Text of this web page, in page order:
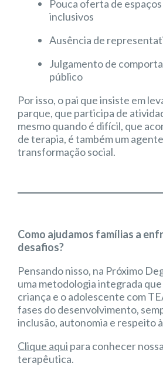
Pouca oferta de
inclusivos
Ausência de
Julgamento de
público
Por isso, o pai que insiste em
parque, que participa de
mesmo quando é difícil, que
de terapia, é também um
transformação social.
Como ajudamos famílias a
desafios?
Pensando nisso, na Próximo
uma metodologia integrada que
criança e o adolescente com
fases do desenvolvimento,
inclusão, autonomia e respeito
Clique aqui para conhecer
terapêutica.